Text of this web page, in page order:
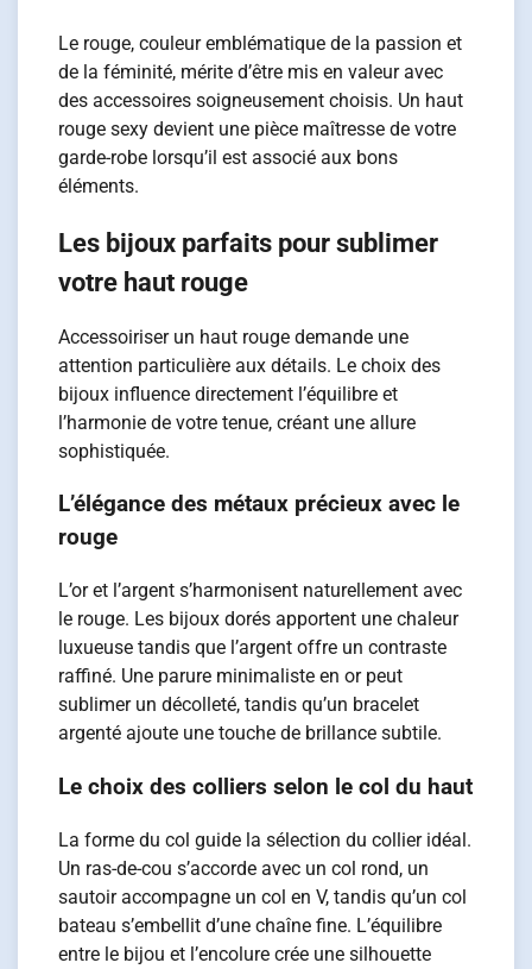
Le rouge, couleur emblématique de la passion et
de la féminité, mérite d’être mis en valeur avec
des accessoires soigneusement choisis. Un haut
rouge sexy devient une pièce maîtresse de votre
garde-robe lorsqu’il est associé aux bons
éléments.
Les bijoux parfaits pour sublimer
votre haut rouge
Accessoiriser un haut rouge demande une
attention particulière aux détails. Le choix des
bijoux influence directement l’équilibre et
l’harmonie de votre tenue, créant une allure
sophistiquée.
L’élégance des métaux précieux avec le
rouge
L’or et l’argent s’harmonisent naturellement avec
le rouge. Les bijoux dorés apportent une chaleur
luxueuse tandis que l’argent offre un contraste
raffiné. Une parure minimaliste en or peut
sublimer un décolleté, tandis qu’un bracelet
argenté ajoute une touche de brillance subtile.
Le choix des colliers selon le col du haut
La forme du col guide la sélection du collier idéal.
Un ras-de-cou s’accorde avec un col rond, un
sautoir accompagne un col en V, tandis qu’un col
bateau s’embellit d’une chaîne fine. L’équilibre
entre le bijou et l’encolure crée une silhouette